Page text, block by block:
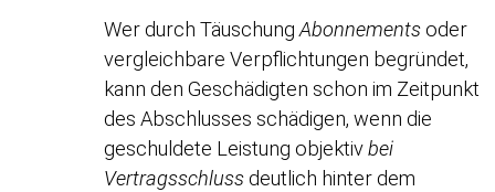
Wer durch TäuschungAbonnementsoder
vergleichbare Verpflichtungen begründet,
kann den Geschädigten schon im Zeitpunkt
des Abschlusses schädigen, wenn die
geschuldete Leistung objektivbei
Vertragsschlussdeutlich hinter dem